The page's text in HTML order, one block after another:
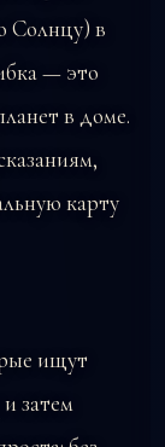
Солнцу) в
— это
в доме.
карту
ищут
и затем